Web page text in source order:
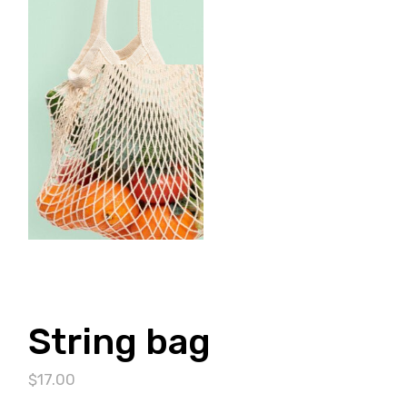
String bag
$17.00